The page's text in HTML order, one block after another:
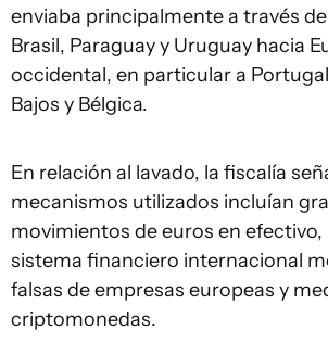
enviaba principalmente a través
Brasil, Paraguay y Uruguay hacia
occidental, en particular a
Bajos y Bélgica.
En relación al lavado, la fiscalía
mecanismos utilizados incluían
movimientos de euros en efectivo,
sistema financiero internacional
falsas de empresas europeas y
criptomonedas.